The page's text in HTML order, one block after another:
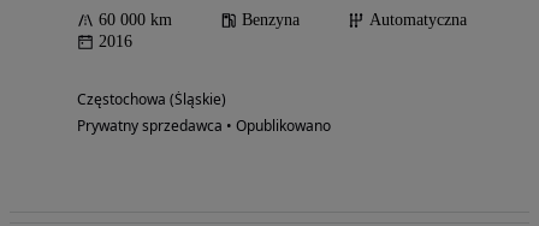
60 000 km Benzyna
Automatyczna
2016
Częstochowa (Śląskie)
Prywatny sprzedawca • Opublikowano